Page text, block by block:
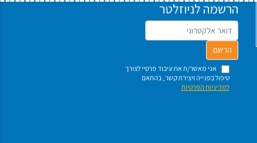
הרשמה לניוזלטר
דואר אלקטרוני
הרשם
אני מאשר/ת את עיבוד פרטיי לצורך
טיפול בפנייה ויצירת קשר, בהתאם
למדיניות הפרטיות